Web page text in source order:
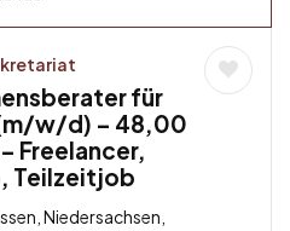
für
(m/w/d) – 48,00
Freelancer,
Teilzeitjob
Niedersachsen,